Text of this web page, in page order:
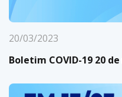
20/03/2023
Boletim COVID-19 20